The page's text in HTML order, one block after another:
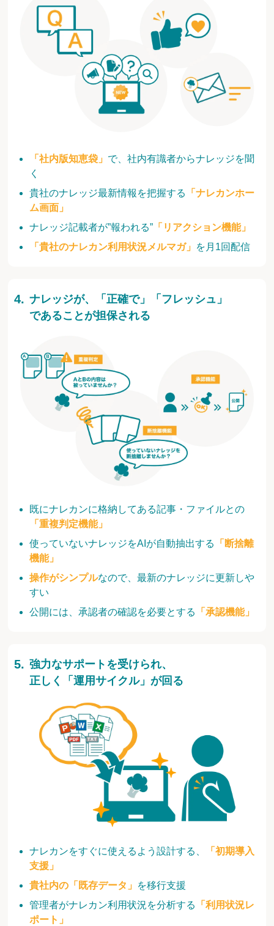
「社内版知恵袋」 で、社内有識者からナレッジを聞
く
貴社のナレッジ最新情報を把握する
「ナレカンホー
ム画面」
ナレッジ記載者が”報われる” 「リアクション機能」
「貴社のナレカン利用状況メルマガ」 を月1回配信
既にナレカンに格納してある記事・ファイルとの
「重複判定機能」
使っていないナレッジをAIが自動抽出する
「断捨離
機能」
操作がシンプルなので、最新のナレッジに更新しや
すい
公開には、承認者の確認を必要とする
「承認機能」
ナレッジが、「正確で」「フレッシュ」
であることが担保される
ナレカンをすぐに使えるよう設計する、
「初期導入
支援」
貴社内の「既存データ」 を移行支援
管理者がナレカン利用状況を分析する
「利用状況レ
ポート」
強力なサポートを受けられ、
正しく「運用サイクル」が回る